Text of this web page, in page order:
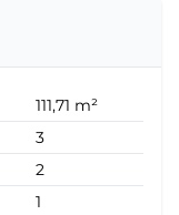
111,71 m²
3
2
1